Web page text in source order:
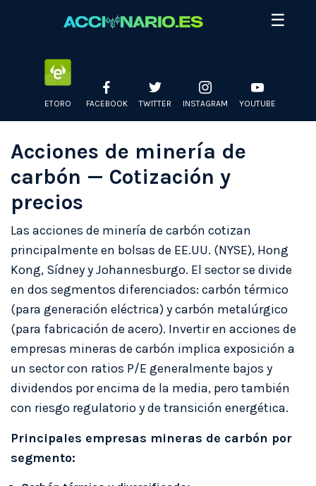
☰
ETORO FACEBOOK TWITTER INSTAGRAM YOUTUBE
Acciones de minería de
carbón — Cotización y
precios
Las acciones de minería de carbón cotizan
principalmente en bolsas de EE.UU. (NYSE), Hong
Kong, Sídney y Johannesburgo. El sector se divide
en dos segmentos diferenciados: carbón térmico
(para generación eléctrica) y carbón metalúrgico
(para fabricación de acero). Invertir en acciones de
empresas mineras de carbón implica exposición a
un sector con ratios P/E generalmente bajos y
dividendos por encima de la media, pero también
con riesgo regulatorio y de transición energética.
Principales empresas mineras de carbón por
segmento: